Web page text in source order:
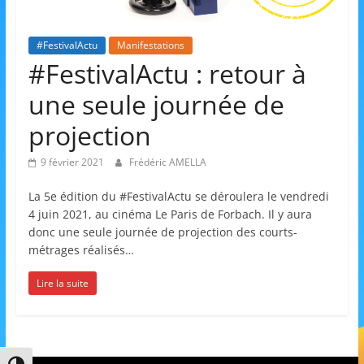
l'Animation
–
Stiring-
Wendel
r
#FestivalActu Manifestations
#FestivalActu : retour à
une seule journée de
projection
9 février 2021 Frédéric AMELLA
La 5e édition du #FestivalActu se déroulera le vendredi
4 juin 2021, au cinéma Le Paris de Forbach. Il y aura
donc une seule journée de projection des courts-
métrages réalisés…
Lire la suite